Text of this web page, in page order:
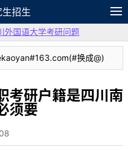
生招生
笔记
论坛
外国语大学考研问题
换成@)
考研户籍是四川南
须要